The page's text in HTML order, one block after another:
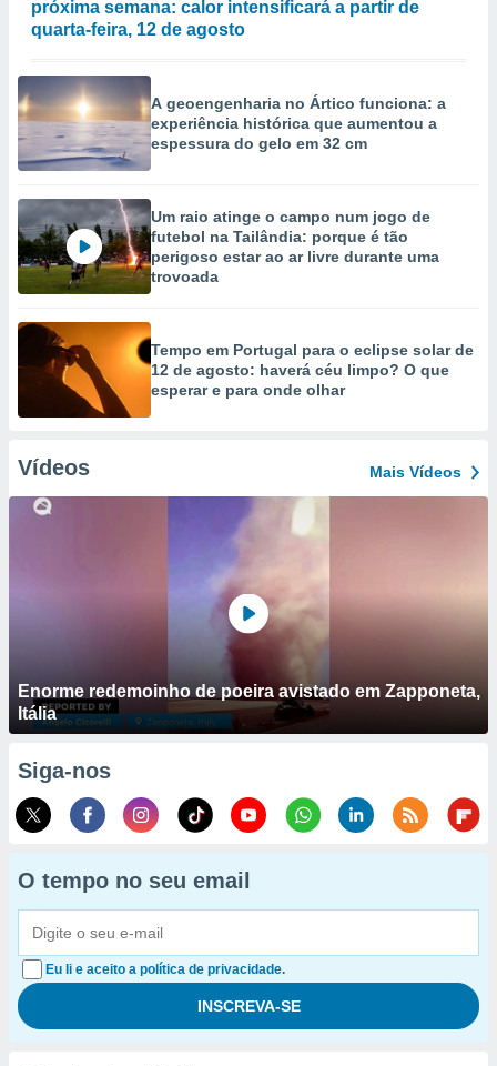
próxima semana: calor intensificará a partir de
quarta-feira, 12 de agosto
A geoengenharia no Ártico funciona: a
experiência histórica que aumentou a
espessura do gelo em 32 cm
Um raio atinge o campo num jogo de
futebol na Tailândia: porque é tão
perigoso estar ao ar livre durante uma
trovoada
Tempo em Portugal para o eclipse solar de
12 de agosto: haverá céu limpo? O que
esperar e para onde olhar
Vídeos Mais Vídeos
Enorme redemoinho de poeira avistado em Zapponeta,
Itália
Siga-nos
O tempo no seu email
Eu li e aceito a política de privacidade.